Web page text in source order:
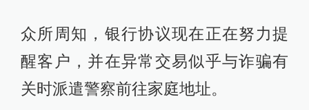
众所周知，银行协议现在正在努力提
醒客户，并在异常交易似乎与诈骗有
关时派遣警察前往家庭地址。